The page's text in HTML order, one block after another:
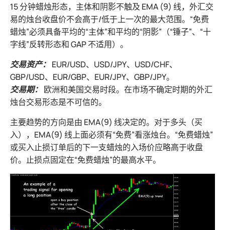
15 分钟蜡烛形态，主体和阴影不触及 EMA (9) 线，外汇交
易的烛台收盘价不会高于/低于上一次的最大范围。“免费
蜡烛”必须具备平均的“主体”和平均的“阴影”（“锤子”、“十
字线”反转形态和 GAP 不适用）。
交易资产： EUR/USD、USD/JPY、USD/CHF、
GBP/USD、EUR/GBP、EUR/JPY、GBP/JPY。
交易期： 欧洲和美国交易时段。在市场不确定时期的外汇
烛台交易形态是不可信的。
主要趋势的方向是由 EMA(9) 线决定的。对于多头（买
入），EMA(9) 线上面必须有“免费”看涨烛台。“免费蜡烛”
或买入止损订单后的下一支蜡烛的入场价应略高于收盘
价。止损点固定在“免费蜡烛”的最高水平。